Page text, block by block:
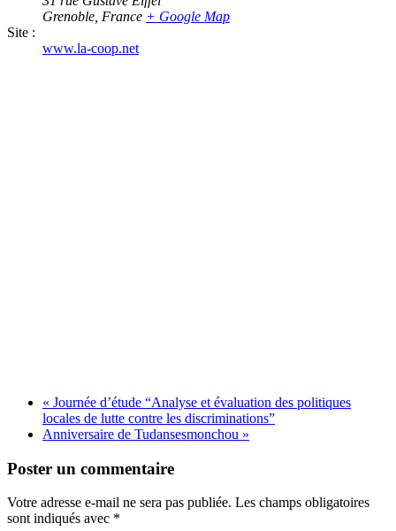
Grenoble France + Google Map
Site :
www.la-coop.net
« Journée d’étude “Analyse et évaluation des politiques
locales de lutte contre les discriminations”
Anniversaire de Tudansesmonchou »
Poster un commentaire
Votre adresse e-mail ne sera pas publiée. Les champs obligatoires
sont indiqués avec *